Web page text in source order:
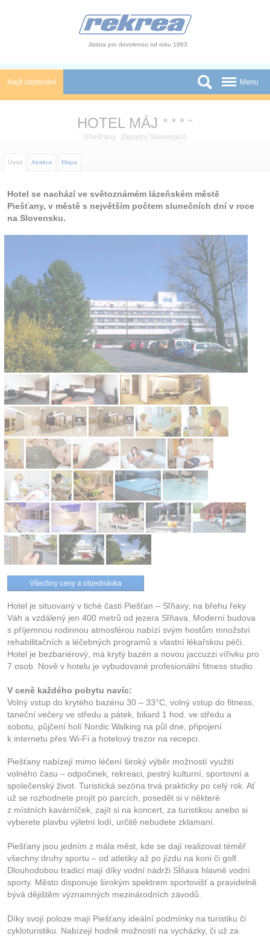
Jistota pro dovolenou od roku 1963
Najít ubytování
Autobusové zájezdy
Novinky
Atrakce
Kontakt
Menu
HOTEL MÁJ ★ ★ ★ +
( Piešťany, Západní Slovensko)
Úvod Atrakce Mapa
Hotel se nachází ve světoznámém lázeňském městě
Piešťany, v městě s největším počtem slunečních dní v roce
na Slovensku.
Všechny ceny a objednávka
Hotel je situovaný v tiché časti Piešťan – Sľňavy, na břehu řeky
Váh a vzdálený jen 400 metrů od jezera Sľňava. Moderní budova
s příjemnou rodinnou atmosférou nabízí svým hostům množství
rehabilitačních a léčebných programů s vlastní lékařskou péči.
Hotel je bezbariérový, má krytý bazén a novou jaccuzzi vířivku pro
7 osob. Nově v hotelu je vybudované profesionální fitness studio.
V ceně každého pobytu navíc:
Volný vstup do krytého bazénu 30 – 33°C, volný vstup do fitness,
taneční večery ve středu a pátek, biliard 1 hod. ve středu a
sobotu, půjčení holí Nordic Walking na půl dne, připojení
k internetu přes Wi-Fi a hotelový trezor na recepci.
Piešťany nabízejí mimo léčení široký výběr možností využití
volného času – odpočinek, rekreaci, pestrý kulturní, sportovní a
společenský život. Turistická sezóna trvá prakticky po celý rok. Ať
už se rozhodnete projít po parcích, posedět si v některé
z místních kavárníček, zajít si na koncert, za turistikou anebo si
vyberete plavbu výletní lodí, určitě nebudete zklamaní.
Piešťany jsou jedním z mála měst, kde se dají realizovat téměř
všechny druhy sportu – od atletiky až po jízdu na koni či golf.
Dlouhodobou tradicí mají díky vodní nádrži Sĺňava hlavně vodní
sporty. Město disponuje širokým spektrem sportovišť a pravidelně
bývá dějištěm významných mezinárodních závodů.
Díky svojí poloze mají Piešťany ideální podmínky na turistiku či
cykloturistiku. Nabízejí hodně možností na vycházky, či už za